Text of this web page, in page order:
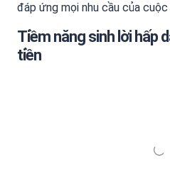
đáp ứng mọi nhu cầu của cuộc
Tiềm năng sinh lời hấp
tiền